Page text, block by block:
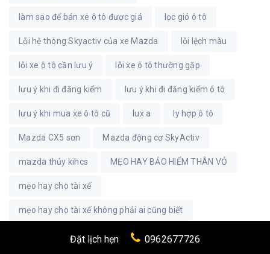
làm sao để bán xe ô tô được giá lọc gió ô tô
Lỗi hệ thóng Skyactiv của xe Mazda lỗi lệch màu
lỗi xe ô tô cần lưu ý lỗi xe ô tô thường gặp
lưu ý khi đi đăng kiểm lưu ý khi đi đăng kiểm ô tô
lưu ý khi mua xe ô tô cũ lux a ly hợp ô tô
Mazda CX5 sơn Mazda động cơ SkyActiv
mazda thủy kihcs MẸO HAY BẢO HIỂM THÂN VỎ
mẹo hay cho tài xế
mẹo hay cho tài xế không phải ai cũng biết
mẹo lái xe an toàn
Đặt lịch hẹn 0962677726